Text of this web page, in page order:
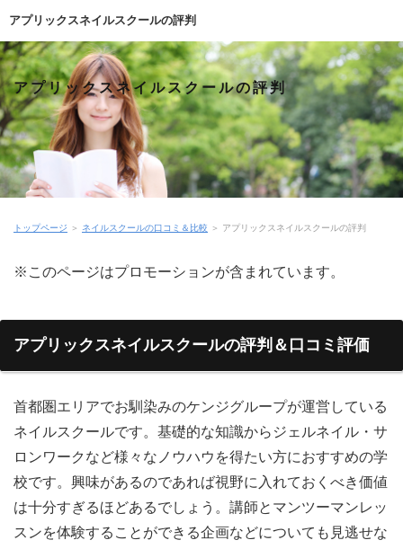
アプリックスネイルスクールの評判
アプリックスネイルスクールの評判
トップページ ＞ ネイルスクールの口コミ＆比較 ＞ アプリックスネイルスクールの評判
※このページはプロモーションが含まれています。
アプリックスネイルスクールの評判＆口コミ評価
首都圏エリアでお馴染みのケンジグループが運営している
ネイルスクールです。基礎的な知識からジェルネイル・サ
ロンワークなど様々なノウハウを得たい方におすすめの学
校です。興味があるのであれば視野に入れておくべき価値
は十分すぎるほどあるでしょう。講師とマンツーマンレッ
スンを体験することができる企画などについても見逃せな